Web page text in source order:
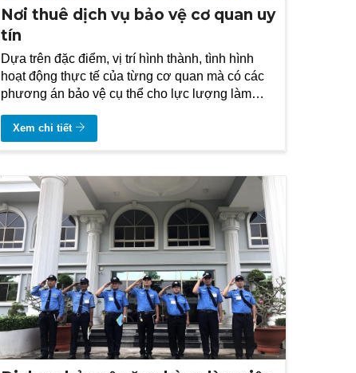
Nơi thuê dịch vụ bảo vệ cơ quan uy
tín
Dựa trên đặc điểm, vị trí hình thành, tình hình
hoạt động thực tế của từng cơ quan mà có các
phương án bảo vệ cụ thể cho lực lượng làm
Xem chi tiết